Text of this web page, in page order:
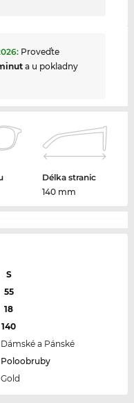
: Proveďte
a u pokladny
Délka stranic
140 mm
S
55
18
140
Dámské a Pánské
Poloobruby
Gold